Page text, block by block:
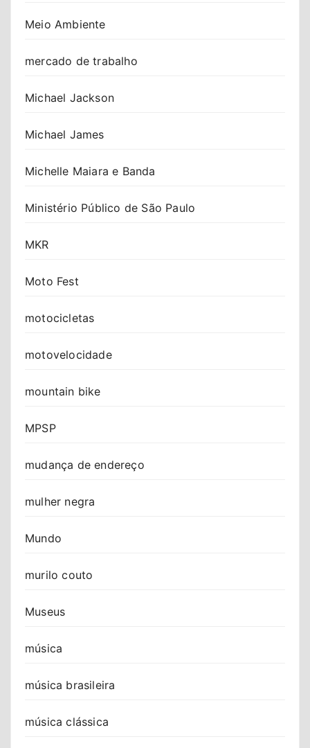
Meio Ambiente
mercado de trabalho
Michael Jackson
Michael James
Michelle Maiara e Banda
Ministério Público de São Paulo
MKR
Moto Fest
motocicletas
motovelocidade
mountain bike
MPSP
mudança de endereço
mulher negra
Mundo
murilo couto
Museus
música
música brasileira
música clássica